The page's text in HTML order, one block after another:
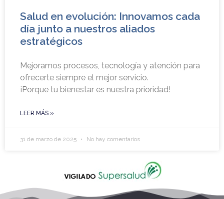
Salud en evolución: Innovamos cada
día junto a nuestros aliados
estratégicos
Mejoramos procesos, tecnología y atención para
ofrecerte siempre el mejor servicio.
¡Porque tu bienestar es nuestra prioridad!
LEER MÁS »
31 de marzo de 2025 No hay comentarios